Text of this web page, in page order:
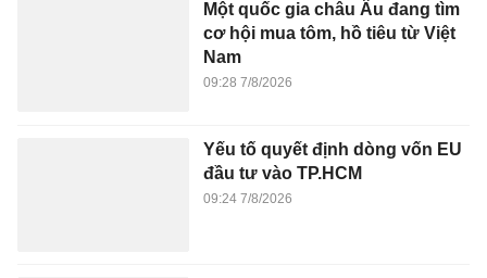
Một quốc gia châu Âu đang tìm
cơ hội mua tôm, hồ tiêu từ Việt
Nam
09:28 7/8/2026
Yếu tố quyết định dòng vốn EU
đầu tư vào TP.HCM
09:24 7/8/2026